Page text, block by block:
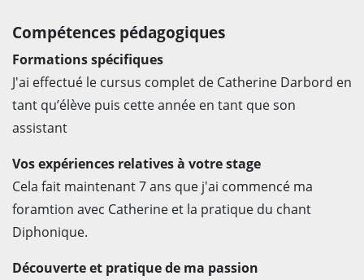
Compétences pédagogiques
Formations spécifiques
J'ai effectué le cursus complet de Catherine Darbord en
tant qu’élève puis cette année en tant que son
assistant
Vos expériences relatives à votre stage
Cela fait maintenant 7 ans que j'ai commencé ma
foramtion avec Catherine et la pratique du chant
Diphonique.
Découverte et pratique de ma passion